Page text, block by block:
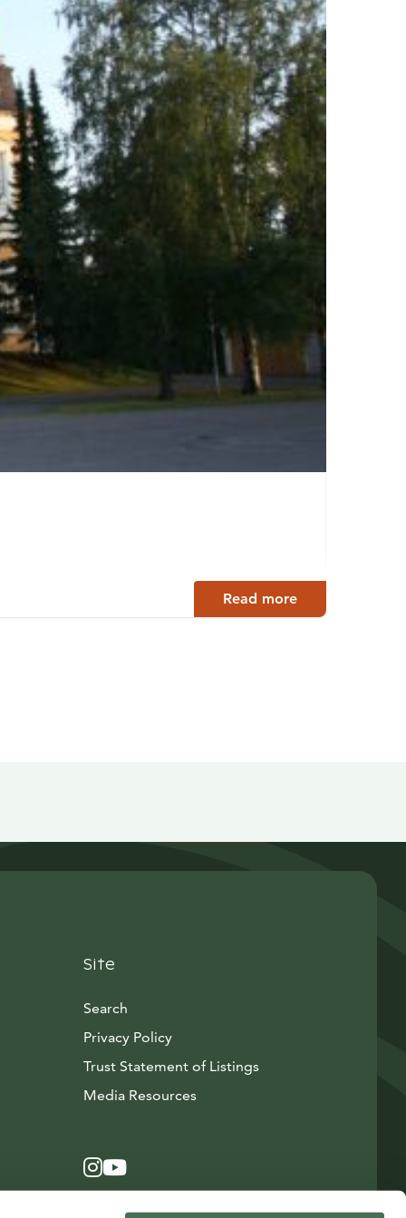
Read more
Site
Search
Privacy Policy
Trust Statement of Listings
Media ResourcesAvautuu uuteen ikkunaan
Instagram
Avautuu uuteen ikkunaan
YouTube
Avautuu uuteen ikkunaan